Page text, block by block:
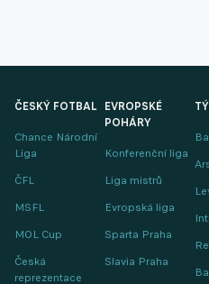
ČESKÝ FOTBAL
Chance Národní
Liga
ČFL
MSFL
MOL Cup
Česká
reprezentace
EVROPSKÉ
POHÁRY
Konferenční liga
Liga mistrů
Evropská liga
Sparta Praha
Slavia Praha